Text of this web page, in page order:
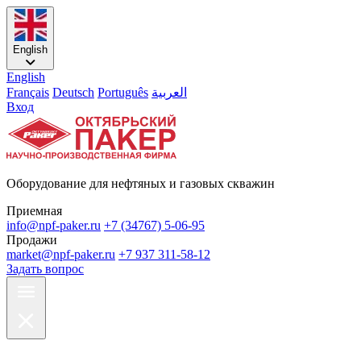
English
English
Français Deutsch Português العربية
Вход
Оборудование для нефтяных и газовых скважин
Приемная
info@npf-paker.ru +7 (34767) 5-06-95
Продажи
market@npf-paker.ru +7 937 311-58-12
Задать вопрос